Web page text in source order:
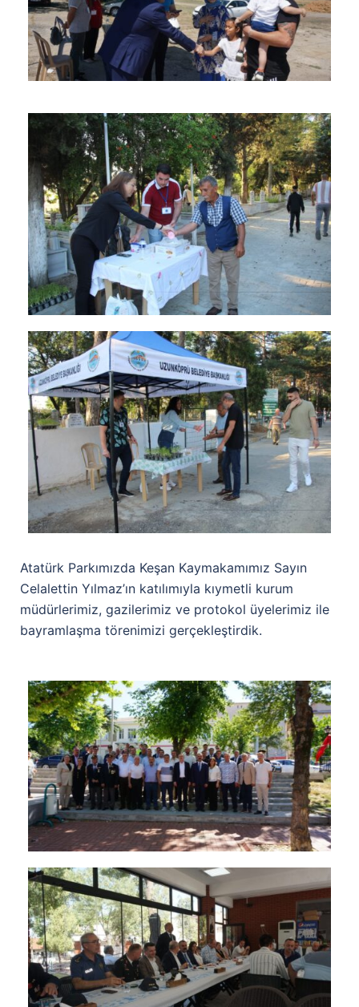
Atatürk Parkımızda Keşan Kaymakamımız Sayın
Celalettin Yılmaz’ın katılımıyla kıymetli kurum
müdürlerimiz, gazilerimiz ve protokol üyelerimiz ile
bayramlaşma törenimizi gerçekleştirdik.